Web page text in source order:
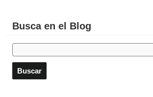
Busca en el Blog